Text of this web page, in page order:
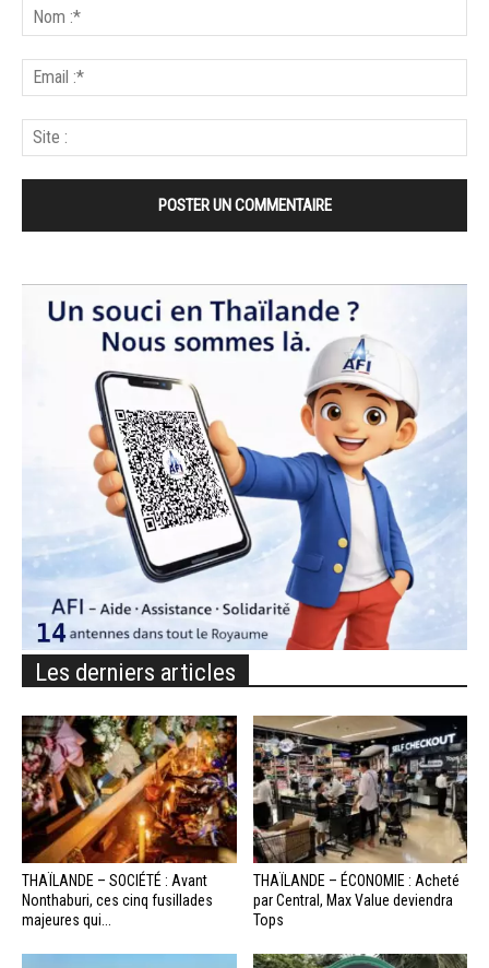
Les derniers articles
THAÏLANDE – SOCIÉTÉ : Avant
Nonthaburi, ces cinq fusillades
majeures qui...
THAÏLANDE – ÉCONOMIE : Acheté
par Central, Max Value deviendra
Tops